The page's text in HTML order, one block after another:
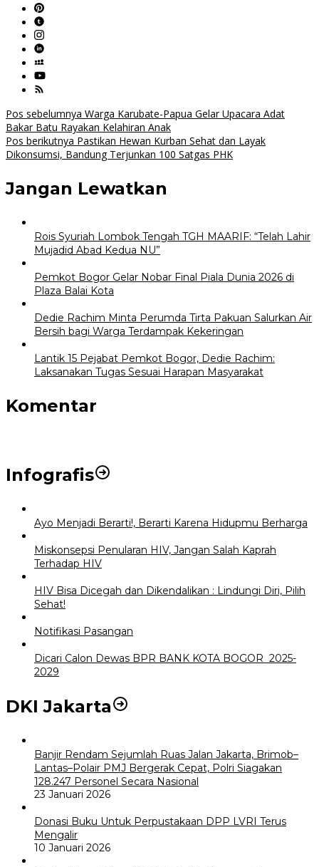
Navigasi
pos
Pos sebelumnya Warga Karubate-Papua Gelar Upacara Adat
Bakar Batu Rayakan Kelahiran Anak
Pos berikutnya Pastikan Hewan Kurban Sehat dan Layak
Dikonsumsi, Bandung Terjunkan 100 Satgas PHK
Jangan Lewatkan
Rois Syuriah Lombok Tengah TGH MAARIF: “Telah Lahir
Mujadid Abad Kedua NU”
Pemkot Bogor Gelar Nobar Final Piala Dunia 2026 di
Plaza Balai Kota
Dedie Rachim Minta Perumda Tirta Pakuan Salurkan Air
Bersih bagi Warga Terdampak Kekeringan
Lantik 15 Pejabat Pemkot Bogor, Dedie Rachim:
Laksanakan Tugas Sesuai Harapan Masyarakat
Komentar
Infografis
Ayo Menjadi Berarti!, Berarti Karena Hidupmu Berharga
Miskonsepsi Penularan HIV, Jangan Salah Kaprah
Terhadap HIV
HIV Bisa Dicegah dan Dikendalikan : Lindungi Diri, Pilih
Sehat!
Notifikasi Pasangan
Dicari Calon Dewas BPR BANK KOTA BOGOR 2025-
2029
DKI Jakarta
Banjir Rendam Sejumlah Ruas Jalan Jakarta, Brimob–
Lantas–Polair PMJ Bergerak Cepat, Polri Siagakan
128.247 Personel Secara Nasional
23 Januari 2026
Donasi Buku Untuk Perpustakaan DPP LVRI Terus
Mengalir
10 Januari 2026